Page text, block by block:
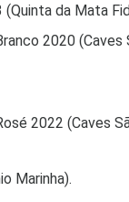
da Mata
2020 (Caves
2022 (Caves
Marinha).